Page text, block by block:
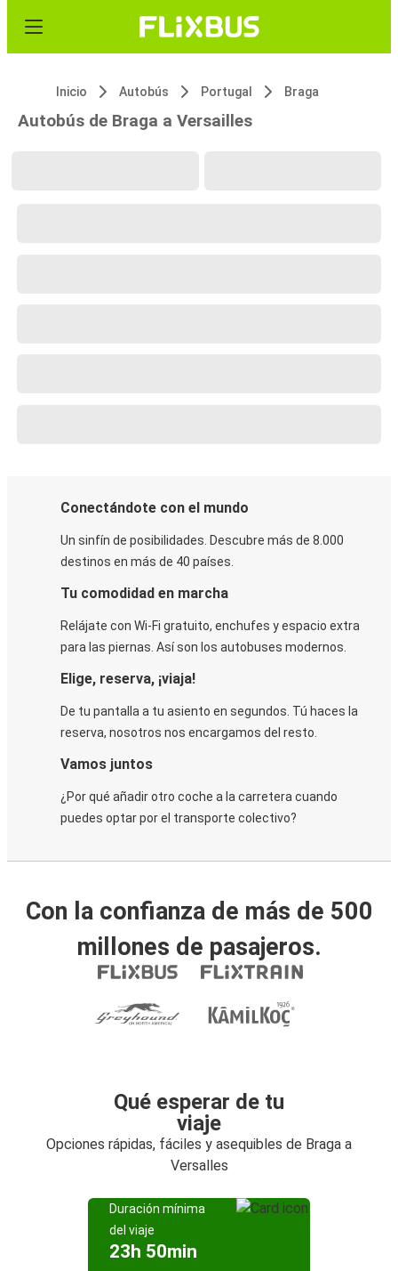
Inicio Autobús Portugal Braga
Autobús de Braga a Versailles
Conectándote con el mundo
Un sinfín de posibilidades. Descubre más de 8.000
destinos en más de 40 países.
Tu comodidad en marcha
Relájate con Wi-Fi gratuito, enchufes y espacio extra
para las piernas. Así son los autobuses modernos.
Elige, reserva, ¡viaja!
De tu pantalla a tu asiento en segundos. Tú haces la
reserva, nosotros nos encargamos del resto.
Vamos juntos
¿Por qué añadir otro coche a la carretera cuando
puedes optar por el transporte colectivo?
Con la confianza de más de 500
millones de pasajeros.
Qué esperar de tu
viaje
Opciones rápidas, fáciles y asequibles de Braga a
Versalles
Duración mínima
del viaje
23h 50min